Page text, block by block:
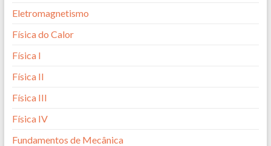
Eletromagnetismo
Física do Calor
Física I
Física II
Física III
Física IV
Fundamentos de Mecânica